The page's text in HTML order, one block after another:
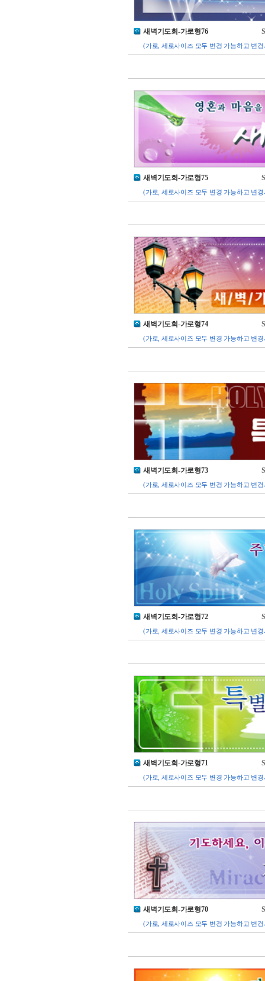
새벽기도회-가로형76
(가로, 세로사이즈 모두 변경 가능하고 변
새벽기도회-가로형75
(가로, 세로사이즈 모두 변경 가능하고 변
새벽기도회-가로형74
(가로, 세로사이즈 모두 변경 가능하고 변
새벽기도회-가로형73
(가로, 세로사이즈 모두 변경 가능하고 변
새벽기도회-가로형72
(가로, 세로사이즈 모두 변경 가능하고 변
새벽기도회-가로형71
(가로, 세로사이즈 모두 변경 가능하고 변
새벽기도회-가로형70
(가로, 세로사이즈 모두 변경 가능하고 변